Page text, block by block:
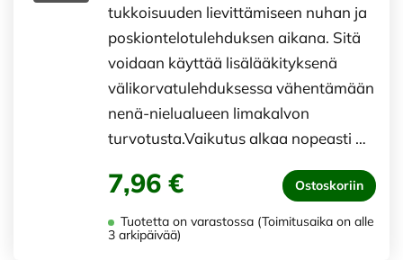
tukkoisuuden lievittämiseen nuhan ja
poskiontelotulehduksen aikana. Sitä
voidaan käyttää lisälääkityksenä
välikorvatulehduksessa vähentämään
nenä-nielualueen limakalvon
turvotusta.Vaikutus alkaa nopeasti …
7,96 € Ostoskoriin
Tuotetta on varastossa (Toimitusaika on alle
3 arkipäivää)